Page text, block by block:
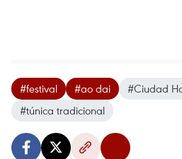
#festival #ao dai
#Ciudad
#túnica tradicional